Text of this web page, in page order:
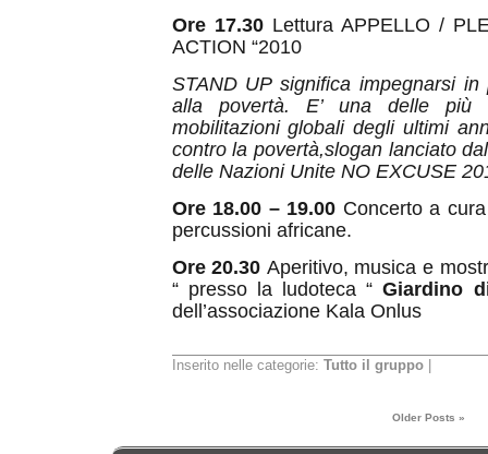
Ore 17.30Lettura APPELLO /
ACTION “2010
STAND UP significa impegnarsi
alla povertà. E’ una delle più
mobilitazioni globali degli ultimi
contro la povertà,slogan lanciato
delle Nazioni Unite NO EXCUSE
Ore 18.00 – 19.00 Concerto a
percussioni africane.
Ore 20.30 Aperitivo, musica e
“ presso la ludoteca “Giardino
dell’associazione Kala Onlus
Inserito nelle categorie: Tutto il gruppo|
Older Posts »